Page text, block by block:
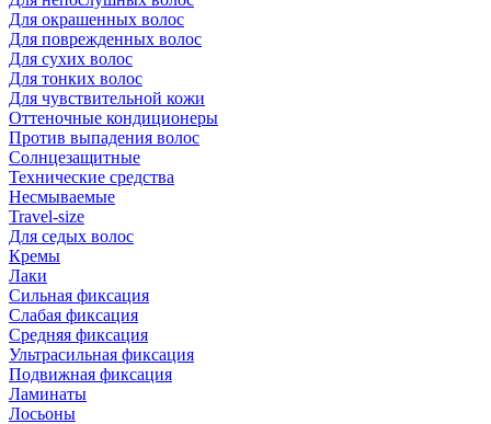
Для окрашенных волос
Для поврежденных волос
Для сухих волос
Для тонких волос
Для чувствительной кожи
Оттеночные кондиционеры
Против выпадения волос
Солнцезащитные
Технические средства
Несмываемые
Travel-size
Для седых волос
Кремы
Лаки
Сильная фиксация
Слабая фиксация
Средняя фиксация
Ультрасильная фиксация
Подвижная фиксация
Ламинаты
Лосьоны